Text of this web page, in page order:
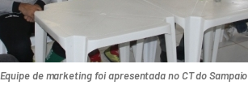
Equipe de marketing foi apresentada no CT do Sampaio